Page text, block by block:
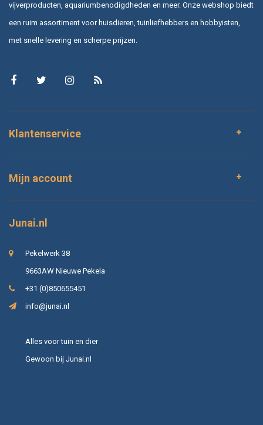
vijverproducten, aquariumbenodigdheden en meer. Onze webshop biedt
een ruim assortiment voor huisdieren, tuinliefhebbers en hobbyisten,
met snelle levering en scherpe prijzen.
Klantenservice
Mijn account
Junai.nl
Pekelwerk 38
9663AW Nieuwe Pekela
+31 (0)850655451
info@junai.nl
Alles voor tuin en dier
Gewoon bij Junai.nl